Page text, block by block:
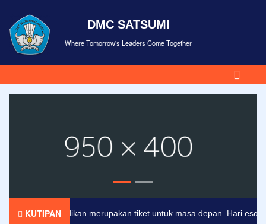
DMC SATSUMI
Where Tomorrow's Leaders Come Together
KUTIPAN
Pendidikan merupakan tiket untuk masa depan. Hari esok